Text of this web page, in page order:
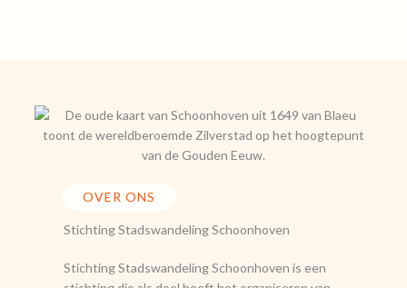
OVER ONS
Stichting Stadswandeling Schoonhoven
Stichting Stadswandeling Schoonhoven is een